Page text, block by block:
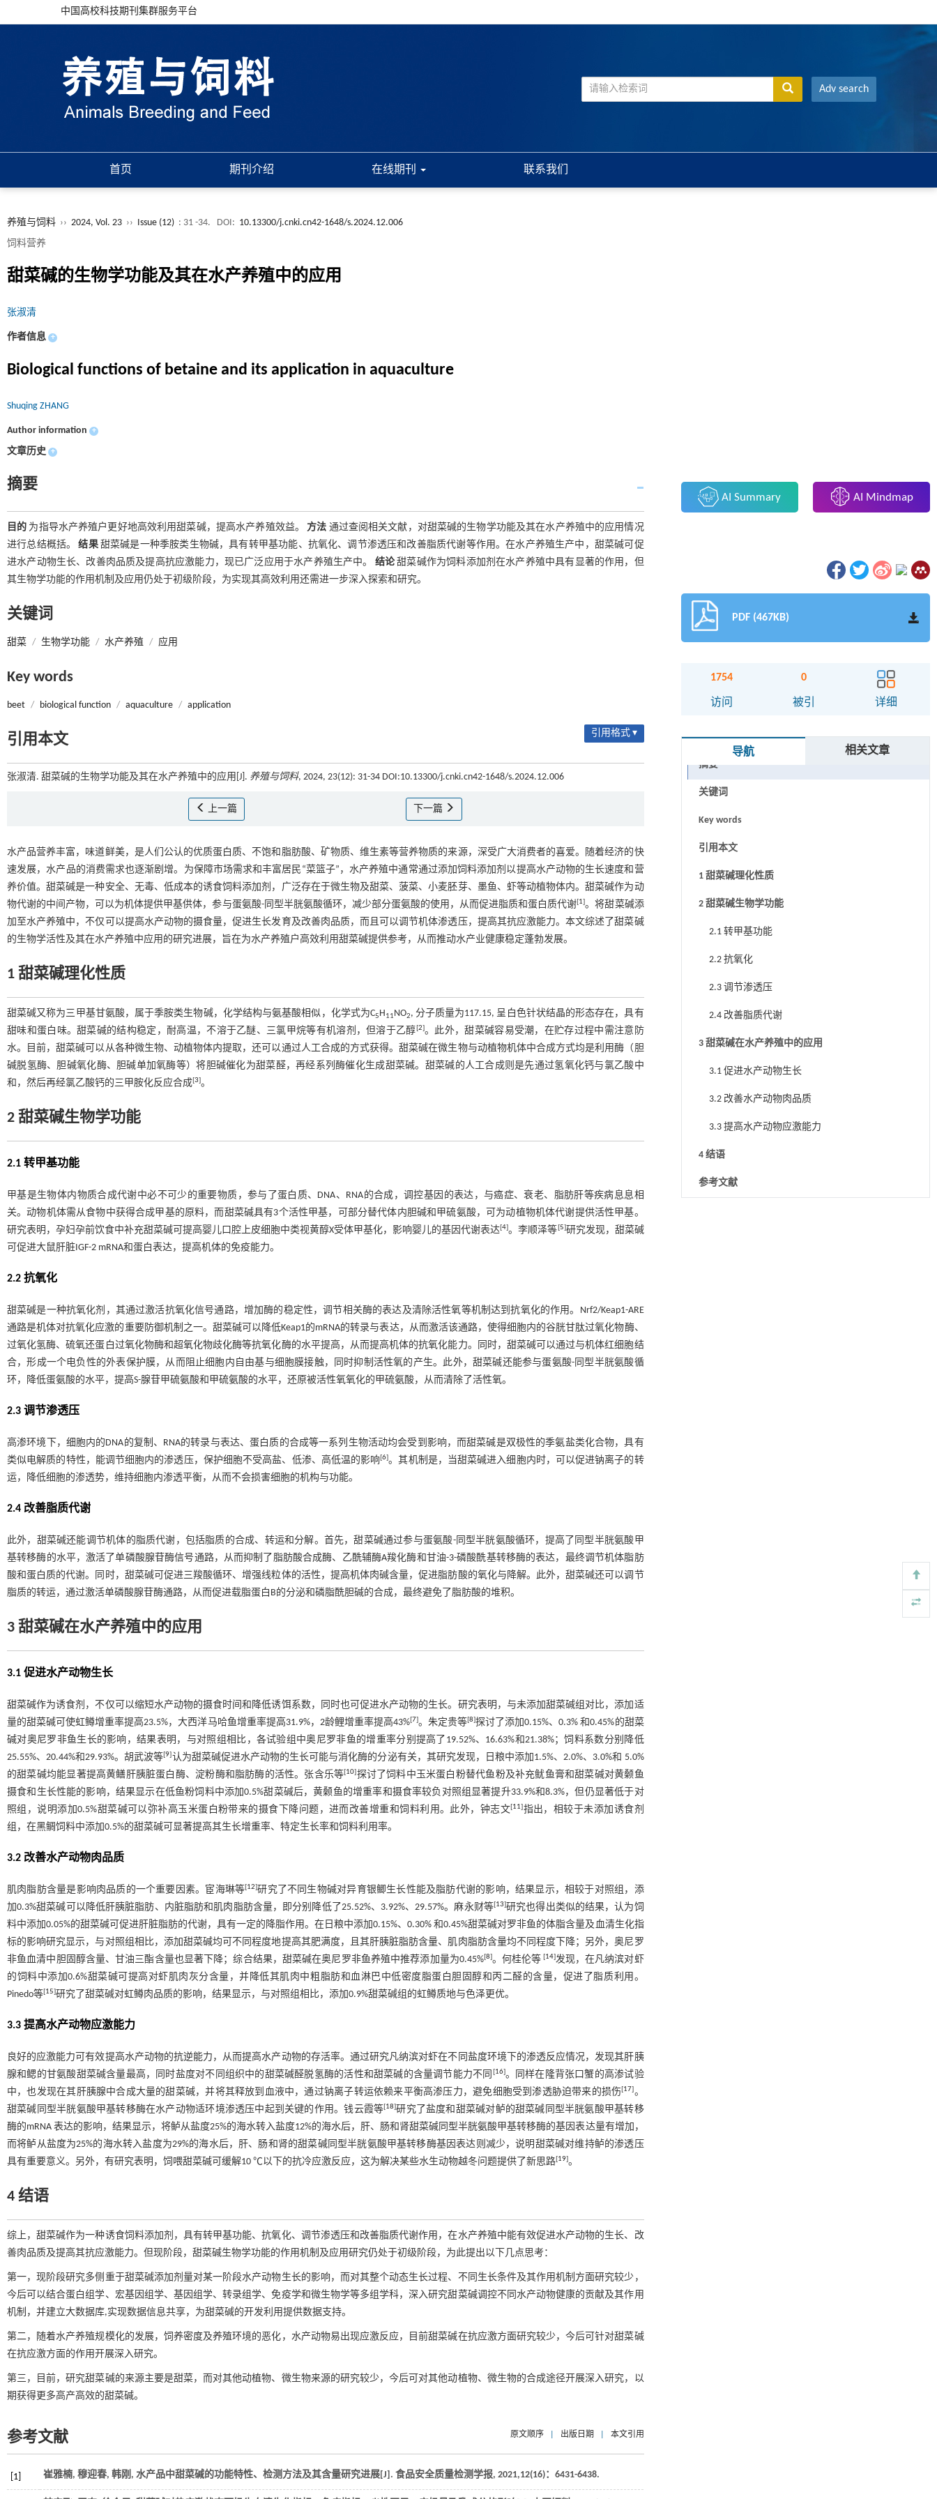
中国高校科技期刊集群服务平台
Adv search
首页 期刊介绍 在线期刊 联系我们
养殖与饲料 ›› 2024, Vol. 23 ›› Issue (12) : 31 -34. DOI: 10.13300/j.cnki.cn42-1648/s.2024.12.006
饲料营养
甜菜碱的生物学功能及其在水产养殖中的应用
张淑清
作者信息 +
Biological functions of betaine and its application in aquaculture
Shuqing ZHANG
Author information +
文章历史 +
摘要
目的 为指导水产养殖户更好地高效利用甜菜碱，提高水产养殖效益。方法 通过查阅相关文献，对甜菜碱的生物学功能及其在水产养殖中的应用情况
进行总结概括。结果甜菜碱是一种季胺类生物碱，具有转甲基功能、抗氧化、调节渗透压和改善脂质代谢等作用。在水产养殖生产中，甜菜碱可促
进水产动物生长、改善肉品质及提高抗应激能力，现已广泛应用于水产养殖生产中。 结论甜菜碱作为饲料添加剂在水产养殖中具有显著的作用，但
其生物学功能的作用机制及应用仍处于初级阶段，为实现其高效利用还需进一步深入探索和研究。
关键词
甜菜 / 生物学功能 / 水产养殖 / 应用
Key words
beet / biological function / aquaculture / application
引用本文 引用格式 ▾
张淑清. 甜菜碱的生物学功能及其在水产养殖中的应用[J]. 养殖与饲料, 2024, 23(12): 31-34 DOI:10.13300/j.cnki.cn42-1648/s.2024.12.006
上一篇 下一篇
水产品营养丰富，味道鲜美，是人们公认的优质蛋白质、不饱和脂肪酸、矿物质、维生素等营养物质的来源，深受广大消费者的喜爱。随着经济的快
速发展，水产品的消费需求也逐渐剧增。为保障市场需求和丰富居民“菜篮子”，水产养殖中通常通过添加饲料添加剂以提高水产动物的生长速度和营
养价值。甜菜碱是一种安全、无毒、低成本的诱食饲料添加剂，广泛存在于微生物及甜菜、菠菜、小麦胚芽、墨鱼、虾等动植物体内。甜菜碱作为动
物代谢的中间产物，可以为机体提供甲基供体，参与蛋氨酸-同型半胱氨酸循环，减少部分蛋氨酸的使用，从而促进脂质和蛋白质代谢[1]。将甜菜碱添
加至水产养殖中，不仅可以提高水产动物的摄食量，促进生长发育及改善肉品质，而且可以调节机体渗透压，提高其抗应激能力。本文综述了甜菜碱
的生物学活性及其在水产养殖中应用的研究进展，旨在为水产养殖户高效利用甜菜碱提供参考，从而推动水产业健康稳定蓬勃发展。
1 甜菜碱理化性质
甜菜碱又称为三甲基甘氨酸，属于季胺类生物碱，化学结构与氨基酸相似，化学式为C5H11NO2, 分子质量为117.15, 呈白色针状结晶的形态存在，具有
甜味和蛋白味。甜菜碱的结构稳定，耐高温，不溶于乙醚、三氯甲烷等有机溶剂，但溶于乙醇[2]。此外，甜菜碱容易受潮，在贮存过程中需注意防
水。目前，甜菜碱可以从各种微生物、动植物体内提取，还可以通过人工合成的方式获得。甜菜碱在微生物与动植物机体中合成方式均是利用酶（胆
碱脱氢酶、胆碱氧化酶、胆碱单加氧酶等）将胆碱催化为甜菜醛，再经系列酶催化生成甜菜碱。甜菜碱的人工合成则是先通过氢氧化钙与氯乙酸中
和，然后再经氯乙酸钙的三甲胺化反应合成[3]。
2 甜菜碱生物学功能
2.1 转甲基功能
甲基是生物体内物质合成代谢中必不可少的重要物质，参与了蛋白质、DNA、RNA的合成，调控基因的表达，与癌症、衰老、脂肪肝等疾病息息相
关。动物机体需从食物中获得合成甲基的原料，而甜菜碱具有3个活性甲基，可部分替代体内胆碱和甲硫氨酸，可为动植物机体代谢提供活性甲基。
研究表明，孕妇孕前饮食中补充甜菜碱可提高婴儿口腔上皮细胞中类视黄醇X受体甲基化，影响婴儿的基因代谢表达[4]。李顺泽等[5]研究发现，甜菜碱
可促进大鼠肝脏IGF-2 mRNA和蛋白表达，提高机体的免疫能力。
2.2 抗氧化
甜菜碱是一种抗氧化剂，其通过激活抗氧化信号通路，增加酶的稳定性，调节相关酶的表达及清除活性氧等机制达到抗氧化的作用。Nrf2/Keap1-ARE
通路是机体对抗氧化应激的重要防御机制之一。甜菜碱可以降低Keap1的mRNA的转录与表达，从而激活该通路，使得细胞内的谷胱甘肽过氧化物酶、
过氧化氢酶、硫氧还蛋白过氧化物酶和超氧化物歧化酶等抗氧化酶的水平提高，从而提高机体的抗氧化能力。同时，甜菜碱可以通过与机体红细胞结
合，形成一个电负性的外表保护膜，从而阻止细胞内自由基与细胞膜接触，同时抑制活性氧的产生。此外，甜菜碱还能参与蛋氨酸-同型半胱氨酸循
环，降低蛋氨酸的水平，提高S-腺苷甲硫氨酸和甲硫氨酸的水平，还原被活性氧氧化的甲硫氨酸，从而清除了活性氧。
2.3 调节渗透压
高渗环境下，细胞内的DNA的复制、RNA的转录与表达、蛋白质的合成等一系列生物活动均会受到影响，而甜菜碱是双极性的季氨盐类化合物，具有
类似电解质的特性，能调节细胞内的渗透压，保护细胞不受高盐、低渗、高低温的影响[6]。其机制是，当甜菜碱进入细胞内时，可以促进钠离子的转
运，降低细胞的渗透势，维持细胞内渗透平衡，从而不会损害细胞的机构与功能。
2.4 改善脂质代谢
此外，甜菜碱还能调节机体的脂质代谢，包括脂质的合成、转运和分解。首先，甜菜碱通过参与蛋氨酸-同型半胱氨酸循环，提高了同型半胱氨酸甲
基转移酶的水平，激活了单磷酸腺苷酶信号通路，从而抑制了脂肪酸合成酶、乙酰辅酶A羧化酶和甘油-3-磷酸酰基转移酶的表达，最终调节机体脂肪
酸和蛋白质的代谢。同时，甜菜碱可促进三羧酸循环、增强线粒体的活性，提高机体肉碱含量，促进脂肪酸的氧化与降解。此外，甜菜碱还可以调节
脂质的转运，通过激活单磷酸腺苷酶通路，从而促进载脂蛋白B的分泌和磷脂酰胆碱的合成，最终避免了脂肪酸的堆积。
3 甜菜碱在水产养殖中的应用
3.1 促进水产动物生长
甜菜碱作为诱食剂，不仅可以缩短水产动物的摄食时间和降低诱饵系数，同时也可促进水产动物的生长。研究表明，与未添加甜菜碱组对比，添加适
量的甜菜碱可使虹鳟增重率提高23.5%，大西洋马哈鱼增重率提高31.9%，2龄鲤增重率提高43%[7]。朱定贵等[8]探讨了添加0.15%、0.3% 和0.45%的甜菜
碱对奥尼罗非鱼生长的影响，结果表明，与对照组相比，各试验组中奥尼罗非鱼的增重率分别提高了19.52%、16.63%和21.38%；饲料系数分别降低
25.55%、20.44%和29.93%。胡武波等[9]认为甜菜碱促进水产动物的生长可能与消化酶的分泌有关，其研究发现，日粮中添加1.5%、2.0%、3.0%和 5.0%
的甜菜碱均能显著提高黄鳝肝胰脏蛋白酶、淀粉酶和脂肪酶的活性。张含乐等[10]探讨了饲料中玉米蛋白粉替代鱼粉及补充鱿鱼膏和甜菜碱对黄颡鱼
摄食和生长性能的影响，结果显示在低鱼粉饲料中添加0.5%甜菜碱后，黄颡鱼的增重率和摄食率较负对照组显著提升33.9%和8.3%，但仍显著低于对
照组，说明添加0.5%甜菜碱可以弥补高玉米蛋白粉带来的摄食下降问题，进而改善增重和饲料利用。此外，钟志文[11]指出，相较于未添加诱食剂
组，在黑鲷饲料中添加0.5%的甜菜碱可显著提高其生长增重率、特定生长率和饲料利用率。
3.2 改善水产动物肉品质
肌肉脂肪含量是影响肉品质的一个重要因素。宦海琳等[12]研究了不同生物碱对异育银鲫生长性能及脂肪代谢的影响，结果显示，相较于对照组，添
加0.3%甜菜碱可以降低肝胰脏脂肪、内脏脂肪和肌肉脂肪含量，即分别降低了25.52%、3.92%、29.57%。麻永财等[13]研究也得出类似的结果，认为饲
料中添加0.05%的甜菜碱可促进肝脏脂肪的代谢，具有一定的降脂作用。在日粮中添加0.15%、0.30% 和0.45%甜菜碱对罗非鱼的体脂含量及血清生化指
标的影响研究显示，与对照组相比，添加甜菜碱均可不同程度地提高其肥满度，且其肝胰脏脂肪含量、肌肉脂肪含量均不同程度下降；另外，奥尼罗
非鱼血清中胆固醇含量、甘油三酯含量也显著下降；综合结果，甜菜碱在奥尼罗非鱼养殖中推荐添加量为0.45%[8]。何桂伦等 [14]发现，在凡纳滨对虾
的饲料中添加0.6%甜菜碱可提高对虾肌肉灰分含量，并降低其肌肉中粗脂肪和血淋巴中低密度脂蛋白胆固醇和丙二醛的含量，促进了脂质利用。
Pinedo等[15]研究了甜菜碱对虹鳟肉品质的影响，结果显示，与对照组相比，添加0.9%甜菜碱组的虹鳟质地与色泽更优。
3.3 提高水产动物应激能力
良好的应激能力可有效提高水产动物的抗逆能力，从而提高水产动物的存活率。通过研究凡纳滨对虾在不同盐度环境下的渗透反应情况，发现其肝胰
腺和鳃的甘氨酸甜菜碱含量最高，同时盐度对不同组织中的甜菜碱醛脱氢酶的活性和甜菜碱的含量调节能力不同 [16]。同样在隆背张口蟹的高渗试验
中，也发现在其肝胰腺中合成大量的甜菜碱，并将其释放到血液中，通过钠离子转运依赖来平衡高渗压力，避免细胞受到渗透胁迫带来的损伤[17]。
甜菜碱同型半胱氨酸甲基转移酶在水产动物适环境渗透压中起到关键的作用。钱云霞等[18]研究了盐度和甜菜碱对鲈的甜菜碱同型半胱氨酸甲基转移
酶的mRNA 表达的影响，结果显示，将鲈从盐度25%的海水转入盐度12%的海水后，肝、肠和肾甜菜碱同型半胱氨酸甲基转移酶的基因表达量有增加，
而将鲈从盐度为25%的海水转入盐度为29%的海水后，肝、肠和肾的甜菜碱同型半胱氨酸甲基转移酶基因表达则减少，说明甜菜碱对维持鲈的渗透压
具有重要意义。另外，有研究表明，饲喂甜菜碱可缓解10 ℃以下的抗冷应激反应，这为解决某些水生动物越冬问题提供了新思路[19]。
4 结语
综上，甜菜碱作为一种诱食饲料添加剂，具有转甲基功能、抗氧化、调节渗透压和改善脂质代谢作用，在水产养殖中能有效促进水产动物的生长、改
善肉品质及提高其抗应激能力。但现阶段，甜菜碱生物学功能的作用机制及应用研究仍处于初级阶段，为此提出以下几点思考：
第一，现阶段研究多侧重于甜菜碱添加剂量对某一阶段水产动物生长的影响，而对其整个动态生长过程、不同生长条件及其作用机制方面研究较少，
今后可以结合蛋白组学、宏基因组学、基因组学、转录组学、免疫学和微生物学等多组学科，深入研究甜菜碱调控不同水产动物健康的贡献及其作用
机制，并建立大数据库,实现数据信息共享，为甜菜碱的开发利用提供数据支持。
第二，随着水产养殖规模化的发展，饲养密度及养殖环境的恶化，水产动物易出现应激反应，目前甜菜碱在抗应激方面研究较少，今后可针对甜菜碱
在抗应激方面的作用开展深入研究。
第三，目前，研究甜菜碱的来源主要是甜菜，而对其他动植物、微生物来源的研究较少，今后可对其他动植物、微生物的合成途径开展深入研究，以
期获得更多高产高效的甜菜碱。
参考文献 原文顺序 出版日期 本文引用
[1] 崔雅楠, 穆迎春, 韩刚, 水产品中甜菜碱的功能特性、检测方法及其含量研究进展[J]. 食品安全质量检测学报, 2021,12(16)：6431-6438.
AI Summary AI Mindmap
PDF (467KB)
1754
访问
0
被引 详细
导航 相关文章
摘要
关键词
Key words
引用本文
1 甜菜碱理化性质
2 甜菜碱生物学功能
2.1 转甲基功能
2.2 抗氧化
2.3 调节渗透压
2.4 改善脂质代谢
3 甜菜碱在水产养殖中的应用
3.1 促进水产动物生长
3.2 改善水产动物肉品质
3.3 提高水产动物应激能力
4 结语
参考文献